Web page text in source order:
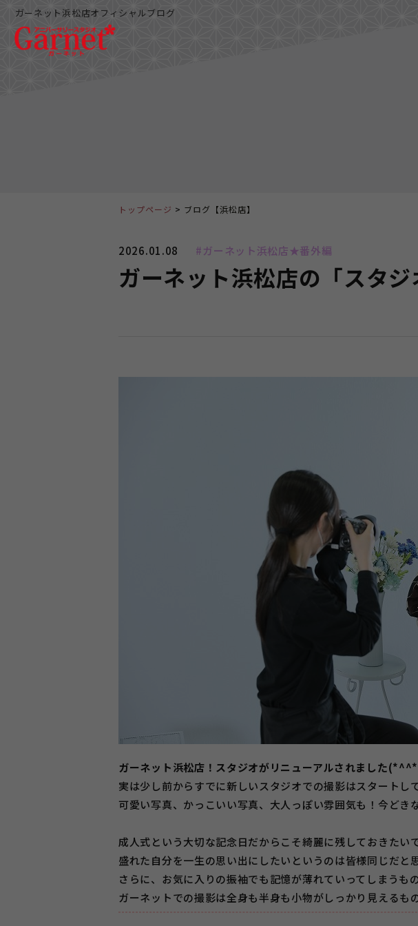
ガーネット浜松店オフィシャルブログ
2026.01.08 #ガーネット浜松店★番外編
ガーネット浜松店の「スタ
ガーネット浜松店！スタジオがリニューアルされました
実は少し前からすでに新しいスタジオでの撮影はスタートし
可愛い写真、かっこいい写真、大人っぽい雰囲気も！今ど
成人式という大切な記念日だからこそ綺麗に残しておきたい
盛れた自分を一生の思い出にしたいというのは皆様同じだと
さらに、お気に入りの振袖でも記憶が薄れていってしまうも
ガーネットでの撮影は全身も半身も小物がしっかり見える
トップページ ブログ【浜松店】